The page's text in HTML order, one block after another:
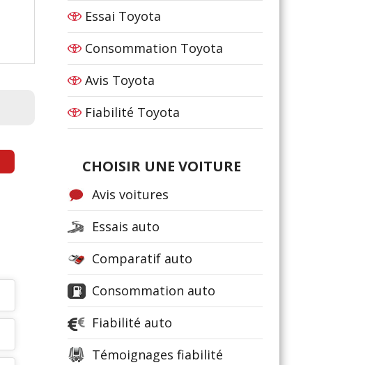
Essai Toyota
Consommation Toyota
Avis Toyota
Fiabilité Toyota
CHOISIR UNE VOITURE
Avis voitures
Essais auto
Comparatif auto
Consommation auto
Fiabilité auto
Témoignages fiabilité